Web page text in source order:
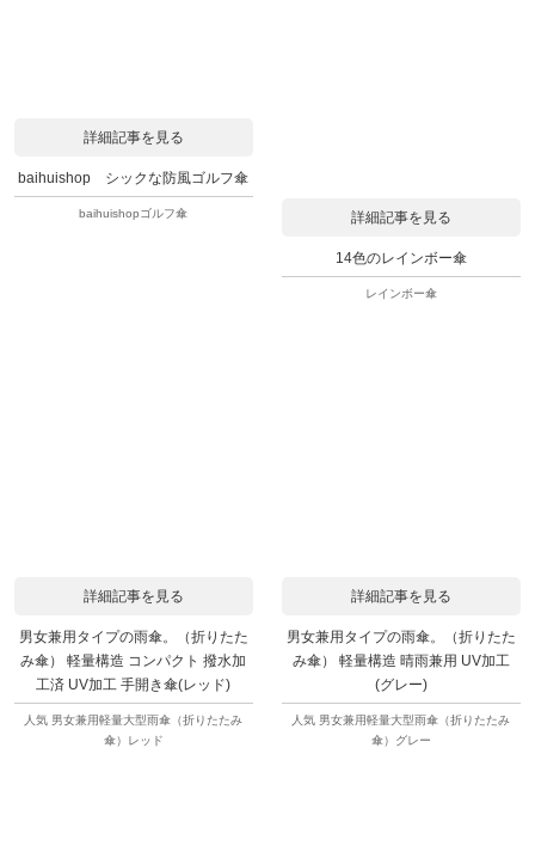
詳細記事を見る
baihuishop シックな防風ゴルフ傘
baihuishopゴルフ傘 詳細記事を見る
14色のレインボー傘
レインボー傘
詳細記事を見る
男女兼用タイプの雨傘。（折りたた
み傘） 軽量構造 コンパクト 撥水加
工済 UV加工 手開き傘(レッド)
人気 男女兼用軽量大型雨傘（折りたたみ
傘）レッド
詳細記事を見る
男女兼用タイプの雨傘。（折りたた
み傘） 軽量構造 晴雨兼用 UV加工
(グレー)
人気 男女兼用軽量大型雨傘（折りたたみ
傘）グレー